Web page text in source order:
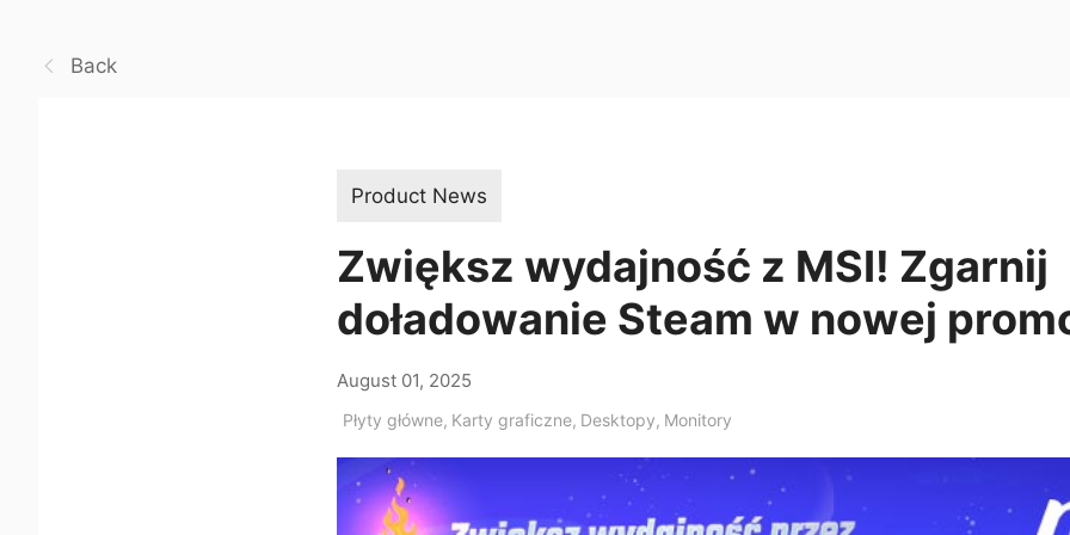
Back
Product News
Zwiększ wydajność z MSI! Zgarnij
doładowanie Steam w nowej
August 01, 2025
Płyty główne, Karty graficzne, Desktopy, Monitory